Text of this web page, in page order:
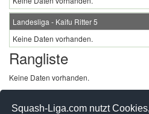
Squash-Liga.com nutzt
Landesliga - Kaifu Ritter 5
Keine Daten vorhanden.
Rangliste
Keine Daten vorhanden.
Werbung - Offizielle Pool Partner